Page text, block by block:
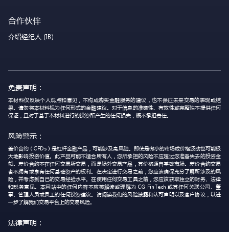
合作伙伴
介绍经纪人 (IB)
免责声明：
本材料仅反映个人观点和意见，不构成购买金融服务的建议，也不保证未来交易的表现或结
果。请勿将本材料视为任何形式的金融建议。对于信息的准确性、有效性或完整性不提供任何
保证，且对于基于本材料进行的投资所产生的任何损失，概不承担责任。
风险警示：
差价合约（CFDs）是杠杆金融产品，可能涉及高风险。即使是微小的市场或价格波动也可能极
大地影响投资价值。此产品可能不适合所有人，您所承担的风险不应超过您准备失去的投资金
额。差价合约不在任何交易所交易，而是场外交易产品，其价格源自基础市场。差价合约交易
者不拥有或享有任何基础资产的权利。在决定进行交易之前，您应该确保充分了解所涉及的风
险，并考虑到自己的交易经验水平。在使用任何交易工具之前，您应该获取独立的财务、法律
和税务意见。本网站中的任何内容不应被解读或理解为 CG FinTech 或其任何关联公司、董
事、管理人员或员工的任何投资建议。请阅读我们的风险披露和认可声明以及客户协议，以进
一步了解我们交易平台上的交易风险。
法律声明：